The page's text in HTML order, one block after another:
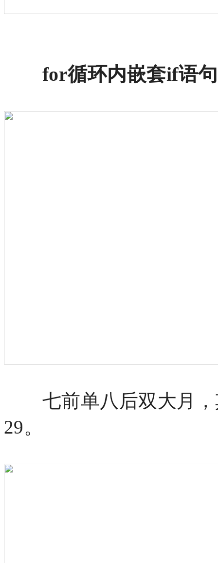
for循环内嵌套if语句
七前单八后双大月，
29。